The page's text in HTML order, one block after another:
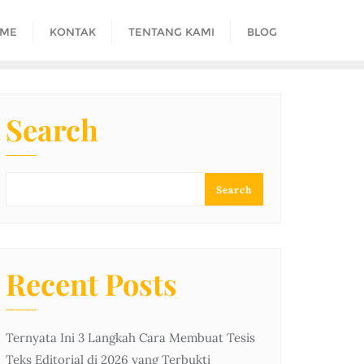
KONTAK TENTANG KAMI BLOG
Search
Search
Recent Posts
Ternyata Ini 3 Langkah Cara Membuat Tesis
Teks Editorial di 2026 yang Terbukti